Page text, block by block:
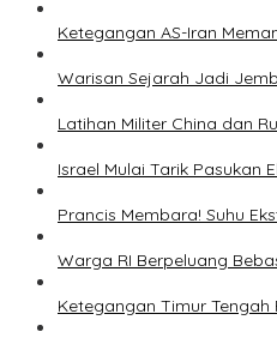
Ketegangan AS-Iran
Warisan Sejarah Jadi
Latihan Militer China dan
Israel Mulai Tarik Pasukan
Prancis Membara! Suhu
Warga RI Berpeluang
Ketegangan Timur